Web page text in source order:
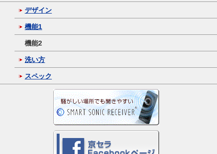
デザイン
機能1
機能2
洗い方
スペック